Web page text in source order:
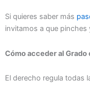
Si quieres saber más
invitamos a que pinches
Cómo acceder al Grado
El derecho regula todas